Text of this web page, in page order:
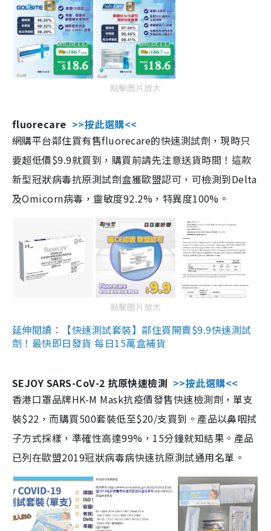
點擊圖片放大
fluorecare >>按此選購<<
網購平台鄰住買有售fluorecare的快速測試劑，現時只
要超低價$9.9就買到，購買前請先注意送貨時間！這款
新型冠狀病毒抗原測試劑盒獲歐盟認可，可檢測到Delta
及Omicorn病毒，靈敏度92.2%，特異度100%。
點擊圖片放大
延伸閱讀：【快速測試套裝】鄰住買開賣$9.9快速測試
劑！最快即日發貨 每日15萬盒補貨
SEJOY SARS-CoV-2 抗原快速檢測 >>按此選購<<
香港口罩品牌HK-M Mask抗疫價發售快速檢測劑，單支
裝$22，而購買500套裝低至$20/支買到。產品以鼻咽拭
子方式採樣，準確性高達99%，15分鐘就知結果。產品
已列在歐盟2019冠狀病毒病快速抗原測試通用名單。